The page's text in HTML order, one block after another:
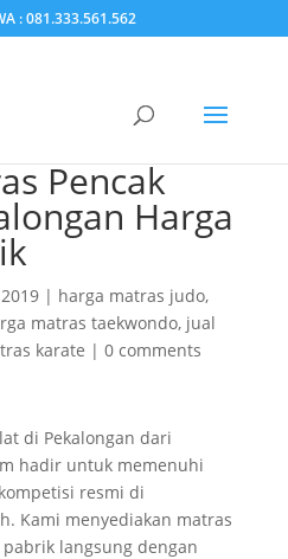
: 081.333.561.562
Pencak
Harga
| harga matras judo,
matras taekwondo, jual
karate | 0 comments
di Pekalongan dari
hadir untuk memenuhi
resmi di
Kami menyediakan matras
langsung dengan